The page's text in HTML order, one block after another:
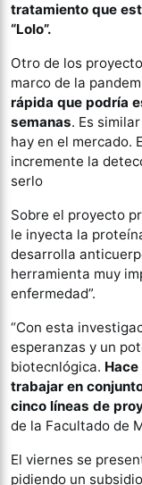
tratamiento que
“Lolo”.
Otro de los
marco de la
rápida que podría
semanas. Es
hay en el mercado.
incremente la
serlo
Sobre el proyecto
le inyecta la
desarrolla
herramienta muy
enfermedad”.
“Con esta
esperanzas y un
biotecnlógica.
trabajar en
cinco líneas de
de la Facultado de
El viernes se
pidiendo un